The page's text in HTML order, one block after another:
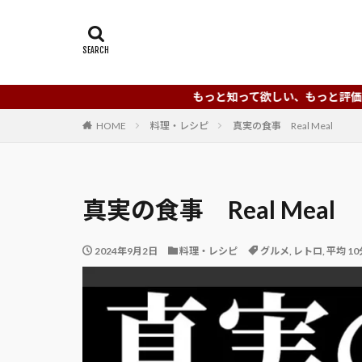
もっと知って欲しい、もっと評価されるべき
HOME 料理・レシピ 真実の食事 Real Meal
真実の食事 Real Meal
2024年9月2日 料理・レシピ グルメ, レトロ, 平均 10